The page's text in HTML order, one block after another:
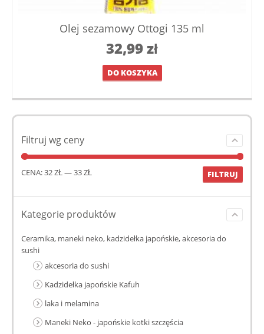
Olej sezamowy Ottogi 135 ml
32,99zł
DO KOSZYKA
Filtruj wg ceny
FILTRUJ
CENA:32 ZŁ —33 ZŁ
Kategorie produktów
Ceramika, maneki neko, kadzidełka japońskie, akcesoria do
sushi
akcesoria do sushi
Kadzidełka japońskie Kafuh
laka i melamina
Maneki Neko - japońskie kotki szczęścia